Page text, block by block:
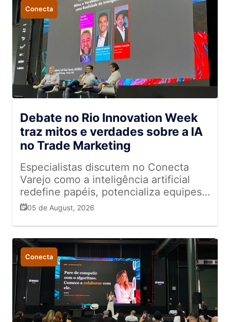
Conecta
Debate no Rio Innovation Week
traz mitos e verdades sobre a IA
no Trade Marketing
Especialistas discutem no Conecta
Varejo como a inteligência artificial
redefine papéis, potencializa equipes
de campo e transforma a gestão de
05 de August, 2026
Conecta